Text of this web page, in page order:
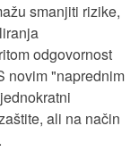
smanjiti rizike,
odgovornost
novim "naprednim
ali na način